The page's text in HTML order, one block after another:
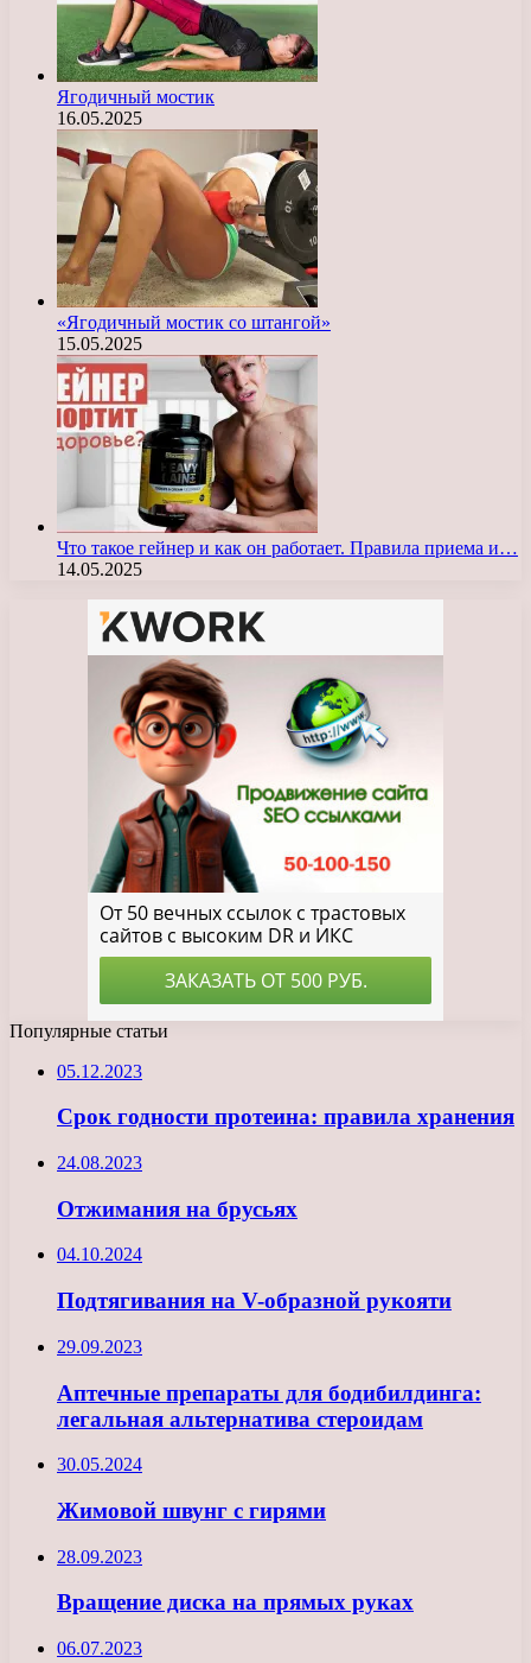
Ягодичный мостик
16.05.2025
«Ягодичный мостик со штангой»
15.05.2025
Что такое гейнер и как он работает. Правила приема и…
14.05.2025
Популярные статьи
05.12.2023
Срок годности протеина: правила хранения
24.08.2023
Отжимания на брусьях
04.10.2024
Подтягивания на V-образной рукояти
29.09.2023
Аптечные препараты для бодибилдинга:
легальная альтернатива стероидам
30.05.2024
Жимовой швунг с гирями
28.09.2023
Вращение диска на прямых руках
06.07.2023